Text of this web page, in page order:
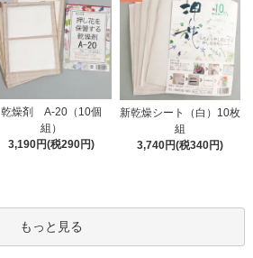
乾燥剤 A-20（10個
組）
3,190円(税290円)
新乾燥シート（白）10枚
組
3,740円(税340円)
もっと見る